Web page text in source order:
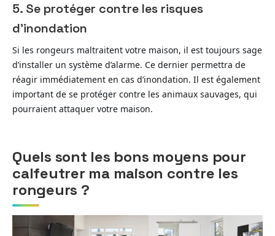
5. Se protéger contre les risques
d’inondation
Si les rongeurs maltraitent votre maison, il est toujours sage
d’installer un système d’alarme. Ce dernier permettra de
réagir immédiatement en cas d’inondation. Il est également
important de se protéger contre les animaux sauvages, qui
pourraient attaquer votre maison.
Quels sont les bons moyens pour
calfeutrer ma maison contre les
rongeurs ?